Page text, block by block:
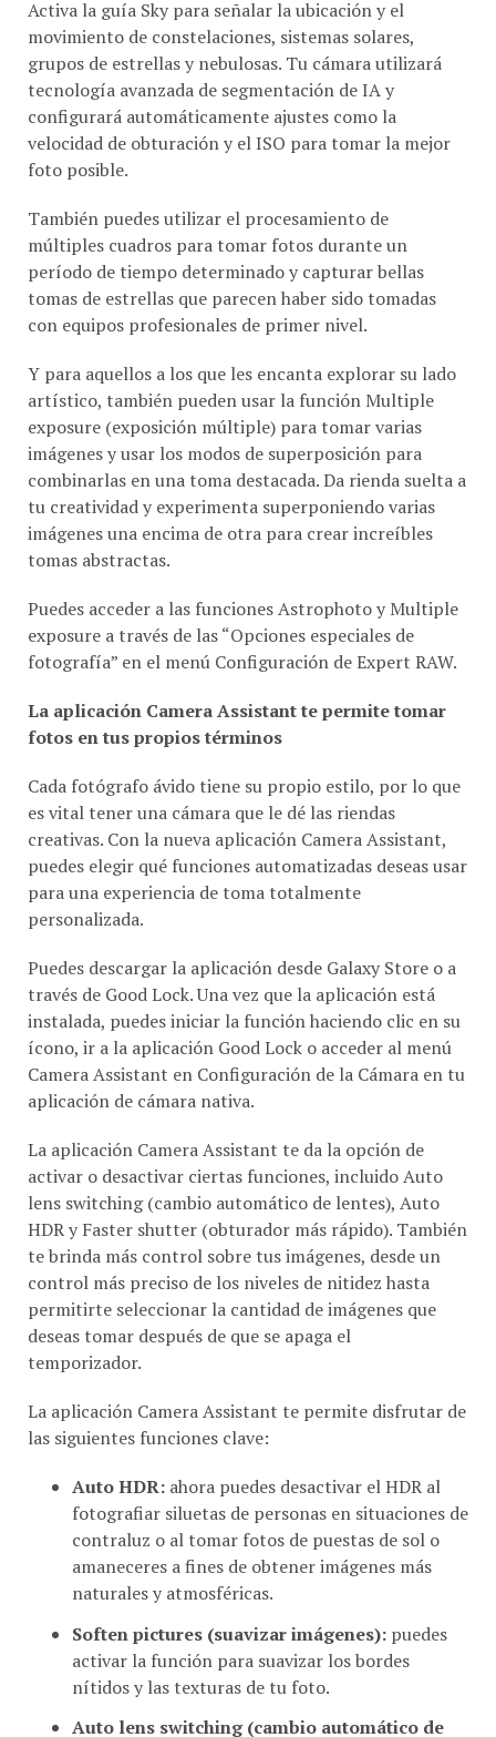
movimiento de constelaciones, sistemas solares,
grupos de estrellas y nebulosas. Tu cámara utilizará
tecnología avanzada de segmentación de IA y
configurará automáticamente ajustes como la
velocidad de obturación y el ISO para tomar la mejor
foto posible.
múltiples cuadros para tomar fotos durante un
período de tiempo determinado y capturar bellas
tomas de estrellas que parecen haber sido tomadas
con equipos profesionales de primer nivel.
artístico, también pueden usar la función Multiple
exposure (exposición múltiple) para tomar varias
imágenes y usar los modos de superposición para
combinarlas en una toma destacada. Da rienda suelta a
tu creatividad y experimenta superponiendo varias
imágenes una encima de otra para crear increíbles
tomas abstractas.
exposure a través de las “Opciones especiales de
fotografía” en el menú Configuración de Expert RAW.
fotos en tus propios términos
es vital tener una cámara que le dé las riendas
creativas. Con la nueva aplicación Camera Assistant,
puedes elegir qué funciones automatizadas deseas usar
para una experiencia de toma totalmente
personalizada.
través de Good Lock. Una vez que la aplicación está
instalada, puedes iniciar la función haciendo clic en su
ícono, ir a la aplicación Good Lock o acceder al menú
Camera Assistant en Configuración de la Cámara en tu
aplicación de cámara nativa.
activar o desactivar ciertas funciones, incluido Auto
lens switching (cambio automático de lentes), Auto
HDR y Faster shutter (obturador más rápido). También
te brinda más control sobre tus imágenes, desde un
control más preciso de los niveles de nitidez hasta
permitirte seleccionar la cantidad de imágenes que
deseas tomar después de que se apaga el
temporizador.
las siguientes funciones clave:
fotografiar siluetas de personas en situaciones de
contraluz o al tomar fotos de puestas de sol o
amaneceres a fines de obtener imágenes más
naturales y atmosféricas.
Soften pictures (suavizar imágenes):
activar la función para suavizar los bordes
nítidos y las texturas de tu foto.
Auto lens switching (cambio automático de
lentes):ahora puedes desactivar la función